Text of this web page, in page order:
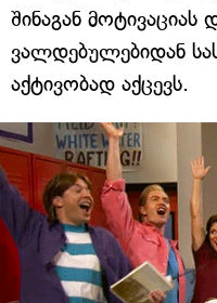
შინაგან
ვალდებულებიდან
აქტივობად აქცევს.